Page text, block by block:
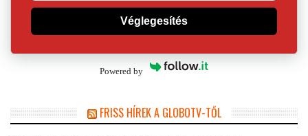
Véglegesítés
Powered by
FRISS HÍREK A GLOBOTV-TŐL